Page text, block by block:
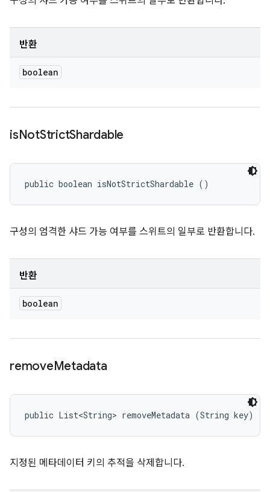
반환
boolean
isNotStrictShardable
public boolean isNotStrictShardable ()
구성의 엄격한 샤드 가능 여부를 스위트의 일부로 반환합니다.
반환
boolean
removeMetadata
public List<String> removeMetadata (String key)
지정된 메타데이터 키의 추적을 삭제합니다.